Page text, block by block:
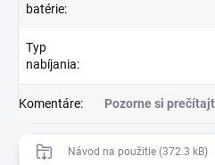
batérie:
Typ
nabíjania:
Komentáre: Pozorne si
Návod na použitie (372.3 kB)